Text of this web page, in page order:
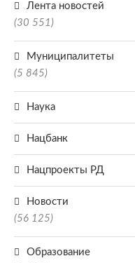
Лента новостей
(30 551)
Муниципалитеты
(5 845)
Наука
Нацбанк
Нацпроекты РД
Новости
(56 125)
Образование